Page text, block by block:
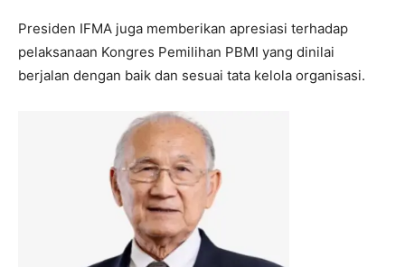
Presiden IFMA juga memberikan apresiasi terhadap
pelaksanaan Kongres Pemilihan PBMI yang dinilai
berjalan dengan baik dan sesuai tata kelola organisasi.